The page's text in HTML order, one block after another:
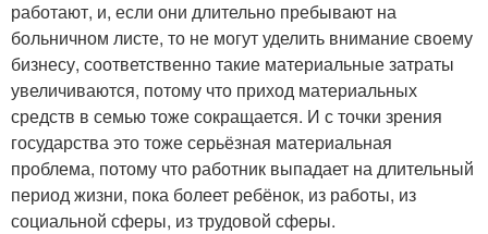
работают, и, если они длительно пребывают на
больничном листе, то не могут уделить внимание своему
бизнесу, соответственно такие материальные затраты
увеличиваются, потому что приход материальных
средств в семью тоже сокращается. И с точки зрения
государства это тоже серьёзная материальная
проблема, потому что работник выпадает на длительный
период жизни, пока болеет ребёнок, из работы, из
социальной сферы, из трудовой сферы.